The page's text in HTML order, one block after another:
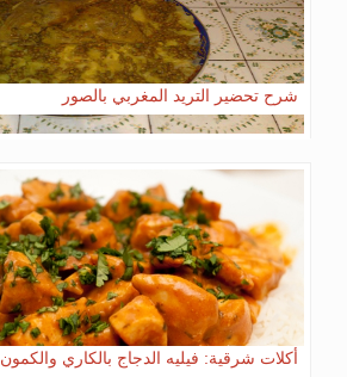
شرح تحضير التريد المغربي بالصور
أكلات شرقية: فيليه الدجاج بالكاري والكمون